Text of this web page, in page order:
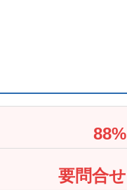
88%
要問合せ